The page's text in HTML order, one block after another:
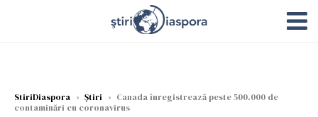
StiriDiaspora › Știri › Canada înregistrează peste 500.000 de
contaminări cu coronavirus